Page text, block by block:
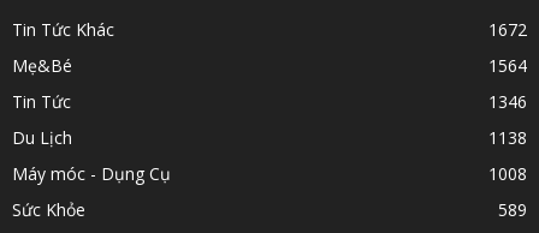
Tin Tức Khác
1672
Mẹ&Bé
1564
Tin Tức
1346
Du Lịch
1138
Máy móc - Dụng Cụ
1008
Sức Khỏe
589